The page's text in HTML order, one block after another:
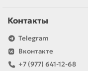
Контакты
Telegram
Вконтакте
+7 (977) 641-12-68